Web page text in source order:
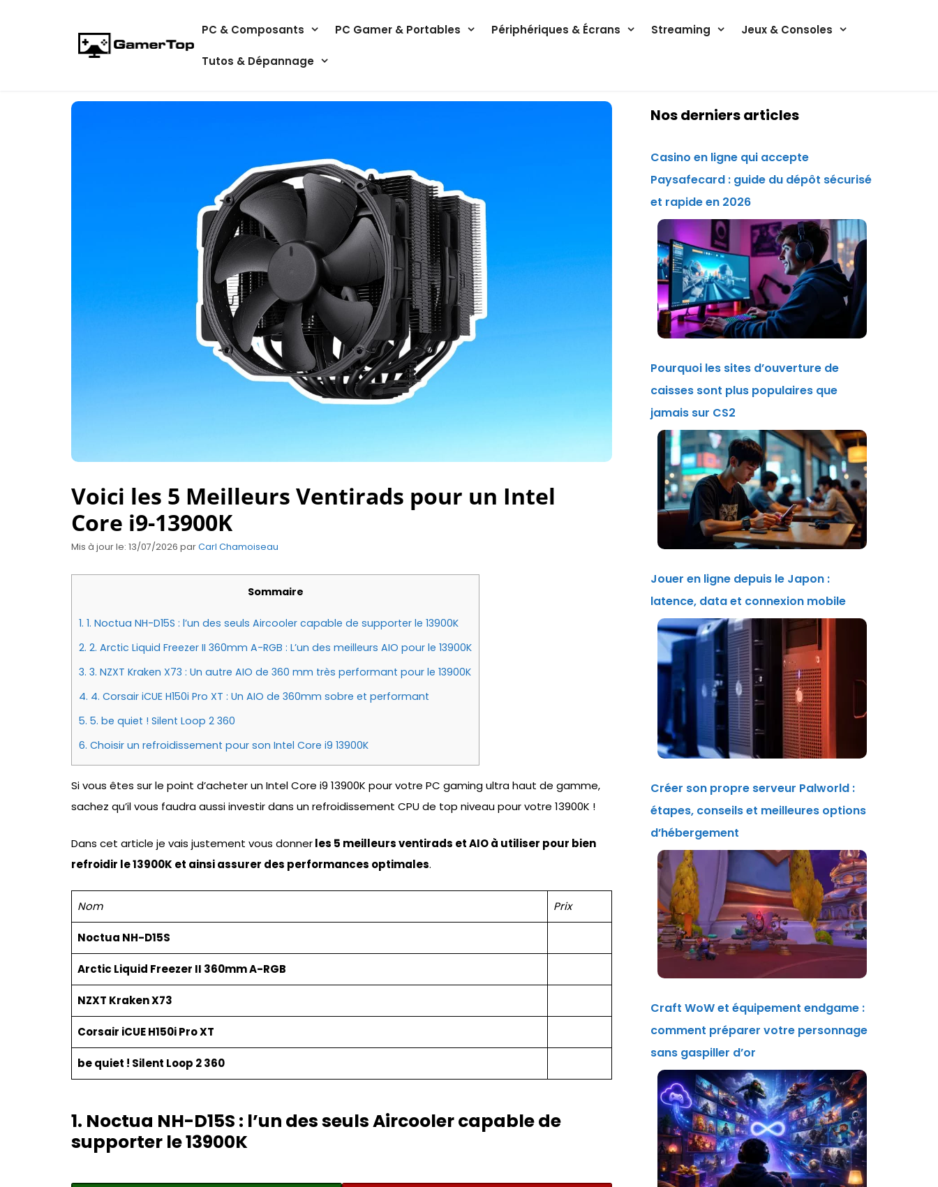
PC & Composants PC Gamer & Portables Périphériques & Écrans Streaming Jeux & Consoles
Tutos & Dépannage
Voici les 5 Meilleurs Ventirads pour un Intel
Core i9-13900K
Mis à jour le: 13/07/2026 parCarl Chamoiseau
Sommaire
1. 1. Noctua NH-D15S : l’un des seuls Aircooler capable de supporter le 13900K
2. 2. Arctic Liquid Freezer II 360mm A-RGB : L’un des meilleurs AIO pour le 13900K
3. 3. NZXT Kraken X73 : Un autre AIO de 360 mm très performant pour le 13900K
4. 4. Corsair iCUE H150i Pro XT : Un AIO de 360mm sobre et performant
5. 5. be quiet ! Silent Loop 2 360
6. Choisir un refroidissement pour son Intel Core i9 13900K
Si vous êtes sur le point d’acheter un Intel Core i9 13900K pour votre PC gaming ultra haut de gamme,
sachez qu’il vous faudra aussi investir dans un refroidissement CPU de top niveau pour votre 13900K !
Dans cet article je vais justement vous donnerles 5 meilleurs ventirads et AIO à utiliser pour bien
refroidir le 13900K et ainsi assurer des performances optimales.
Nom Prix
Noctua NH-D15S
Arctic Liquid Freezer II 360mm A-RGB
NZXT Kraken X73
Corsair iCUE H150i Pro XT
be quiet ! Silent Loop 2 360
1. Noctua NH-D15S : l’un des seuls Aircooler capable de
supporter le 13900K
Nos derniers articles
Casino en ligne qui accepte
Paysafecard : guide du dépôt sécurisé
et rapide en 2026
Pourquoi les sites d’ouverture de
caisses sont plus populaires que
jamais sur CS2
Jouer en ligne depuis le Japon :
latence, data et connexion mobile
Créer son propre serveur Palworld :
étapes, conseils et meilleures options
d’hébergement
Craft WoW et équipement endgame :
comment préparer votre personnage
sans gaspiller d’or